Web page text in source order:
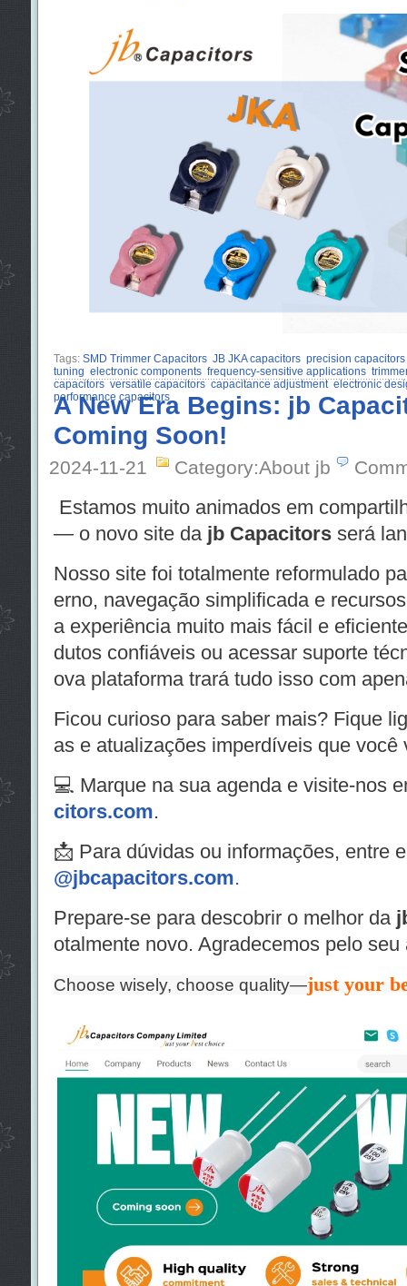
Tags: SMD Trimmer Capacitors JB JKA capacitors precision capacitors
tuning electronic components frequency-sensitive applications
capacitors versatile capacitors capacitance adjustment electronic
performance capacitors
A New Era Begins: jb
Coming Soon!
2024-11-21 Category:About jb
Estamos muito animados em
— o novo site da jb Capacitorsserá
Nosso site foi totalmente reformulado
erno, navegação simplificada e
a experiência muito mais fácil e
dutos confiáveis ou acessar suporte
ova plataforma trará tudo isso com
Ficou curioso para saber mais? Fique
as e atualizações imperdíveis que você
💻 Marque na sua agenda e visite-nos
citors.com.
📩 Para dúvidas ou informações, entre
@jbcapacitors.com.
Prepare-se para descobrir o melhor da
otalmente novo. Agradecemos pelo
Choose wisely, choose quality—just your